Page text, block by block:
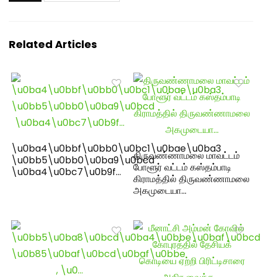
Related Articles
\u0ba4\u0bbf\u0bb0\u0bc1\u0bae\u0ba3
\u0bb5\u0bb0\u0ba9\u0bcd
\u0ba4\u0bc7\u0b9f…
திருவண்ணாமலை மாவட்டம்
போளூர் வட்டம் கஸ்தம்பாடி
கிராமத்தில் திருவண்ணாமலை
அகமுடையா…